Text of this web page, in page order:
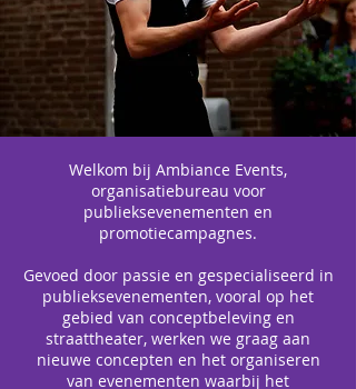
Welkom bij Ambiance Events,
organisatiebureau voor
publieksevenementen en
promotiecampagnes.
Gevoed door passie en gespecialiseerd in
publieksevenementen, vooral op het
gebied van conceptbeleving en
straattheater, werken we graag aan
nieuwe concepten en het organiseren
van evenementen waarbij het